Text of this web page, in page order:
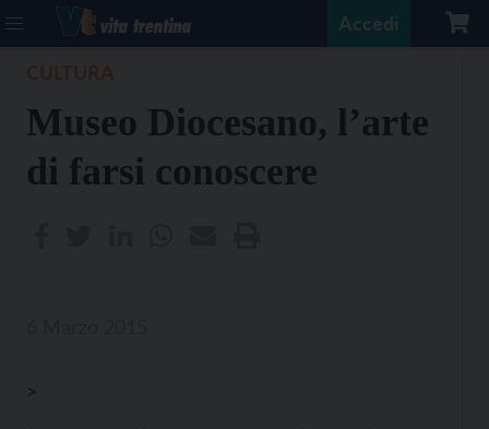
Accedi
Museo Diocesano, l’arte
di farsi conoscere
>